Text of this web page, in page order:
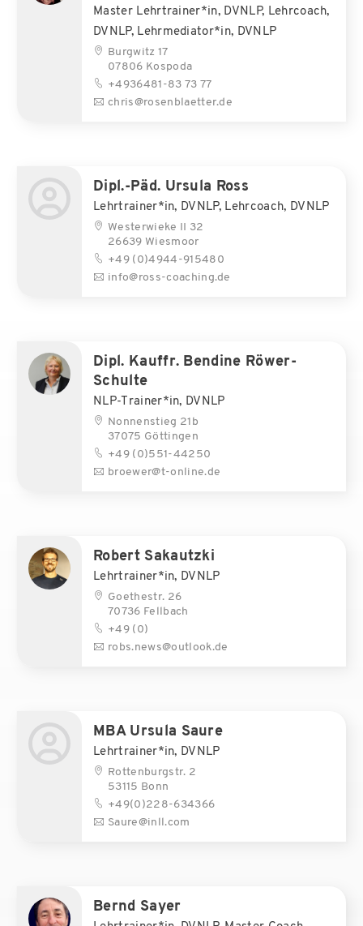
Master Lehrtrainer*in, DVNLP, Lehrcoach,
DVNLP, Lehrmediator*in, DVNLP
Burgwitz 17
07806 Kospoda
+4936481-83 73 77
chris@rosenblaetter.de
Dipl.-Päd. Ursula Ross
Lehrtrainer*in, DVNLP, Lehrcoach, DVNLP
Westerwieke II 32
26639 Wiesmoor
+49 (0)4944-915480
info@ross-coaching.de
Dipl. Kauffr. Bendine Röwer-
Schulte
NLP-Trainer*in, DVNLP
Nonnenstieg 21b
37075 Göttingen
+49 (0)551-44250
broewer@t-online.de
Robert Sakautzki
Lehrtrainer*in, DVNLP
Goethestr. 26
70736 Fellbach
+49 (0)
robs.news@outlook.de
MBA Ursula Saure
Lehrtrainer*in, DVNLP
Rottenburgstr. 2
53115 Bonn
+49(0)228-634366
Saure@inll.com
Bernd Sayer